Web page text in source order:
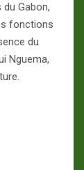
Gabon,
fonctions
du
Nguema,